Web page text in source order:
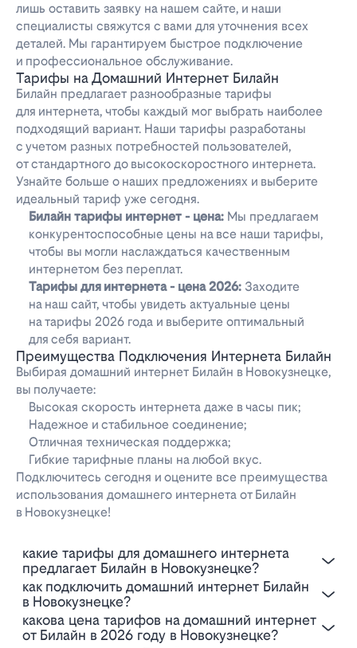
лишь оставить заявку на нашем сайте, и наши
специалисты свяжутся с вами для уточнения всех
деталей. Мы гарантируем быстрое подключение
и профессиональное обслуживание.
Тарифы на Домашний Интернет Билайн
Билайн предлагает разнообразные тарифы
для интернета, чтобы каждый мог выбрать наиболее
подходящий вариант. Наши тарифы разработаны
с учетом разных потребностей пользователей,
от стандартного до высокоскоростного интернета.
Узнайте больше о наших предложениях и выберите
идеальный тариф уже сегодня.
Билайн тарифы интернет - цена: Мы предлагаем
конкурентоспособные цены на все наши тарифы,
чтобы вы могли наслаждаться качественным
интернетом без переплат.
Тарифы для интернета - цена 2026: Заходите
на наш сайт, чтобы увидеть актуальные цены
на тарифы 2026 года и выберите оптимальный
для себя вариант.
Преимущества Подключения Интернета Билайн
Выбирая домашний интернет Билайн в Новокузнецке,
вы получаете:
Высокая скорость интернета даже в часы пик;
Надежное и стабильное соединение;
Отличная техническая поддержка;
Гибкие тарифные планы на любой вкус.
Подключитесь сегодня и оцените все преимущества
использования домашнего интернета от Билайн
в Новокузнецке!
Какие тарифы для домашнего интернета
предлагает Билайн в Новокузнецке?
Как подключить домашний интернет Билайн
в Новокузнецке?
Какова цена тарифов на домашний интернет
от Билайн в 2026 году в Новокузнецке?